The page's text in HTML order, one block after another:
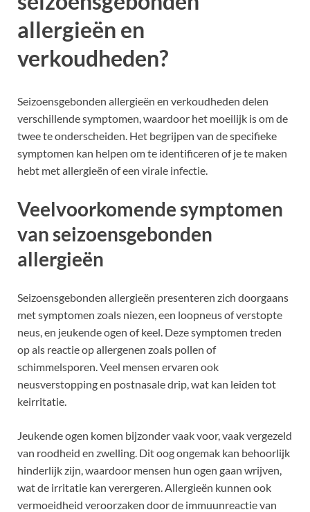
allergieën en
verkoudheden?
Seizoensgebonden allergieën en verkoudheden delen
verschillende symptomen, waardoor het moeilijk is om de
twee te onderscheiden. Het begrijpen van de specifieke
symptomen kan helpen om te identificeren of je te maken
hebt met allergieën of een virale infectie.
Veelvoorkomende symptomen
van seizoensgebonden
allergieën
Seizoensgebonden allergieën presenteren zich doorgaans
met symptomen zoals niezen, een loopneus of verstopte
neus, en jeukende ogen of keel. Deze symptomen treden
op als reactie op allergenen zoals pollen of
schimmelsporen. Veel mensen ervaren ook
neusverstopping en postnasale drip, wat kan leiden tot
keirritatie.
Jeukende ogen komen bijzonder vaak voor, vaak vergezeld
van roodheid en zwelling. Dit oog ongemak kan behoorlijk
hinderlijk zijn, waardoor mensen hun ogen gaan wrijven,
wat de irritatie kan verergeren. Allergieën kunnen ook
vermoeidheid veroorzaken door de immuunreactie van